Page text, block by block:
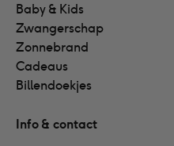
Baby & Kids
Zwangerschap
Zonnebrand
Cadeaus
Billendoekjes
Info & contact